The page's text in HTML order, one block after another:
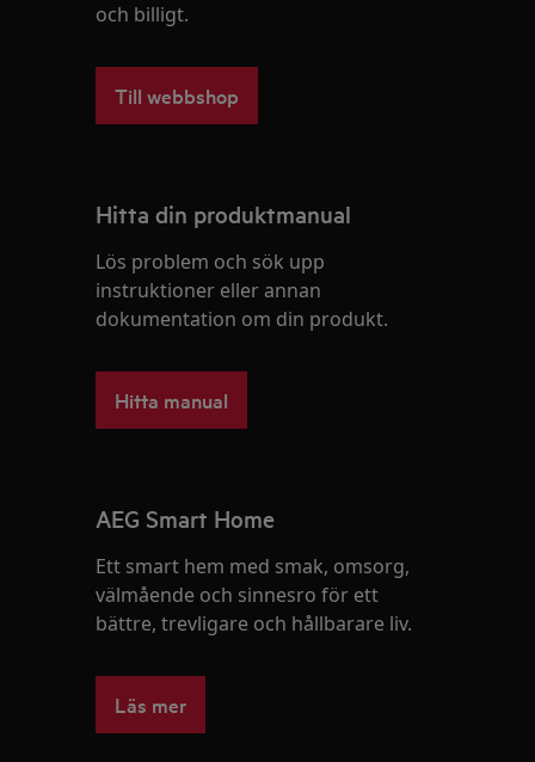
och billigt.
Till webbshop
Hitta din produktmanual
Lös problem och sök upp
instruktioner eller annan
dokumentation om din produkt.
Hitta manual
AEG Smart Home
Ett smart hem med smak, omsorg,
välmående och sinnesro för ett
bättre, trevligare och hållbarare liv.
Läs mer